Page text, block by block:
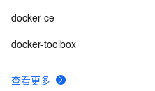
查看更多
docker-ce
docker-toolbox